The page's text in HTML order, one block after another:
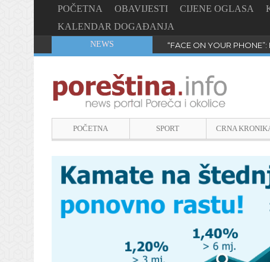
POČETNA OBAVIJESTI CIJENE OGLASA
KALENDAR DOGAĐANJA
NEWS “FACE ON YOUR
POČETNA SPORT CRNA